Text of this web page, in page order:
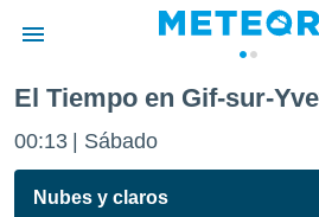
de
por
El Tiempo en Gif-sur-
00:13 Sábado
Nubes y claros